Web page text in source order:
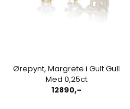
Ørepynt, Margrete i Gult Gull
Med 0,25ct
12890,-